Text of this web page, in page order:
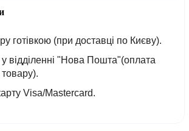
готівкою (при доставці по Києву).
у відділенні "Нова Пошта"(оплата
товару).
Visa/Mastercard.